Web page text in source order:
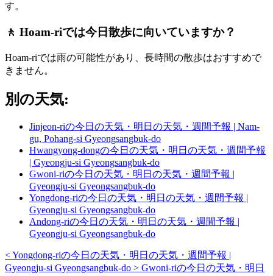
す。
🚶 Hoam-riでは今日散歩に向いていますか？
Hoam-riでは雨の可能性があり、長時間の散歩はおすすめで
きません。
別の天気:
Jinjeon-riの今日の天気・明日の天気・週間予報 | Nam-
gu, Pohang-si Gyeongsangbuk-do
Hwangyong-dongの今日の天気・明日の天気・週間予報
| Gyeongju-si Gyeongsangbuk-do
Gwoni-riの今日の天気・明日の天気・週間予報 |
Gyeongju-si Gyeongsangbuk-do
Yongdong-riの今日の天気・明日の天気・週間予報 |
Gyeongju-si Gyeongsangbuk-do
Andong-riの今日の天気・明日の天気・週間予報 |
Gyeongju-si Gyeongsangbuk-do
<Yongdong-riの今日の天気・明日の天気・週間予報 |
Gyeongju-si Gyeongsangbuk-do > Gwoni-riの今日の天気・明日